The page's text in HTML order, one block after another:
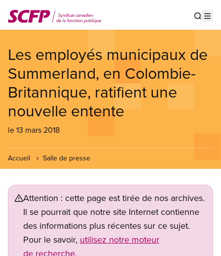
au
contenu
Les employés municipaux de
Summerland, en Colombie-
Britannique, ratifient une
nouvelle entente
le 13 mars 2018
Accueil Salle de presse
Attention : cette page est tirée de nos archives.
Il se pourrait que notre site Internet contienne
des informations plus récentes sur ce sujet.
Pour le savoir, utilisez notre moteur
de recherche.